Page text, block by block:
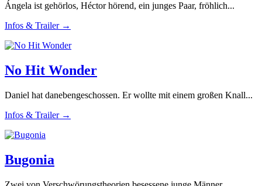
Ángela ist gehörlos, Héctor hörend, ein junges Paar, fröhlich...
Infos & Trailer →
No Hit Wonder
Daniel hat danebengeschossen. Er wollte mit einem großen Knall...
Infos & Trailer →
Bugonia